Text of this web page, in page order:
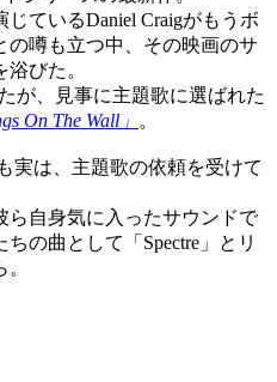
ているDaniel Craigがもうボ
の噂も立つ中、その映画のサ
びた。
が、見事に主題歌に選ばれた
On The Wall」 。
実は、主題歌の依頼を受けて
ら自身気に入ったサウンドで
の曲として「Spectre」とリ